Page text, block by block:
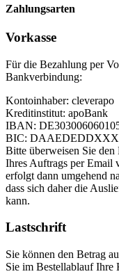
Zahlungsarten
Vorkasse
Für die Bezahlung per
Bankverbindung:
Kontoinhaber: cleverapo
Kreditinstitut: apoBank
IBAN:
BIC: DAAEDEDDXXX
Bitte überweisen Sie den
Ihres Auftrags per Email
erfolgt dann umgehend
dass sich daher die
kann.
Lastschrift
Sie können den Betrag
Sie im Bestellablauf Ihre